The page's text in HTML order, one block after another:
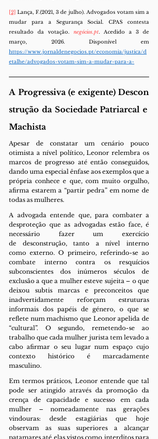
[2] Lança, F.(2021, 3 de julho). Advogados votam sim a
mudar para a Segurança Social. CPAS contesta
resultado da votação. negócios.pt. Acedido a 3 de
https://www.jornaldenegocios.pt/economia/justica/d
etalhe/advogados-votam-sim-a-mudar-para-a-
A Progressiva (e exigente) Descon
strução da Sociedade Patriarcal e
Machista
Apesar de constatar um cenário pouco
otimista a nível político, Leonor relembra os
marcos de progresso até então conseguidos,
dando uma especial ênfase aos exemplos que a
própria conhece e que, com muito orgulho,
afirma estarem a “partir pedra” em nome de
todas as mulheres.
A advogada entende que, para combater a
desproteção que as advogadas estão face, é
necessário fazer um exercício
de desconstrução, tanto a nível interno
como externo. O primeiro, referindo-se ao
combate interno contra os resquícios
subconscientes dos inúmeros séculos de
exclusão a que a mulher esteve sujeita – o que
deixou subtis marcas e preconceitos que
inadvertidamente reforçam estruturas
informais dos papéis de género, o que se
reflete num machismo que Leonor apelida de
“cultural”. O segundo, remetendo-se ao
trabalho que cada mulher jurista tem levado a
cabo afirmar o seu lugar num espaço cujo
contexto histórico é marcadamente
masculino.
Em termos práticos, Leonor entende que tal
pode ser atingido através da promoção da
crença de capacidade e sucesso em cada
mulher – nomeadamente nas gerações
vindouras: desde estagiárias que hoje
observam as suas superiores a alcançar
patamares até elas vistos como interditos para